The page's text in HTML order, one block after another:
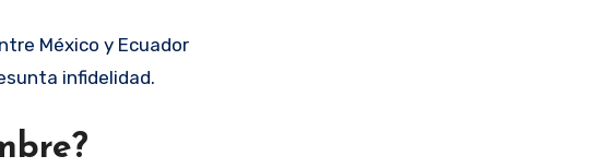
México y Ecuador
infidelidad.